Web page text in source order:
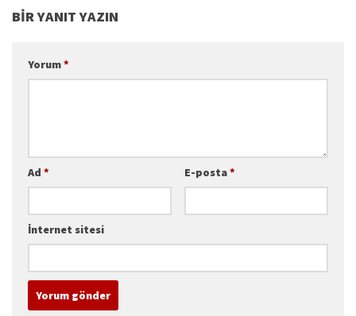
BIR YANIT YAZIN
Yorum*
Ad * E-posta*
İnternet sitesi